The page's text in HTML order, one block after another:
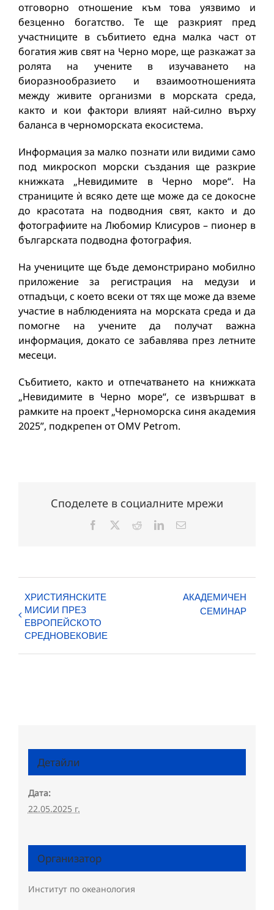
отговорно отношение към това уязвимо и
безценно богатство. Те ще разкрият пред
участниците в събитието една малка част от
богатия жив свят на Черно море, ще разкажат за
ролята на учените в изучаването на
биоразнообразието и взаимоотношенията
между живите организми в морската среда,
както и кои фактори влияят най-силно върху
баланса в черноморската екосистема.
Информация за малко познати или видими само
под микроскоп морски създания ще разкрие
книжката „Невидимите в Черно море“. На
страниците ѝ всяко дете ще може да се докосне
до красотата на подводния свят, както и до
фотографиите на Любомир Клисуров – пионер в
българската подводна фотография.
На учениците ще бъде демонстрирано мобилно
приложение за регистрация на медузи и
отпадъци, с което всеки от тях ще може да вземе
участие в наблюденията на морската среда и да
помогне на учените да получат важна
информация, докато се забавлява през летните
месеци.
Събитието, както и отпечатването на книжката
„Невидимите в Черно море“, се извършват в
рамките на проект „Черноморска синя академия
2025”, подкрепен от OMV Petrom.
Споделете в социалните мрежи
Facebook RedditLinkedInЕлектронна
ХРИСТИЯНСКИТЕ
МИСИИ ПРЕЗ
ЕВРОПЕЙСКОТО
СРЕДНОВЕКОВИЕ
АКАДЕМИЧЕН
СЕМИНАР
Детайли
Дата:
22.05.2025 г.
Организатор
Институт по океанология